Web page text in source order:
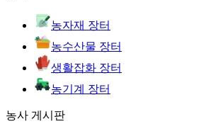
농자재 장터
농수산물 장터
생활잡화 장터
농기계 장터
농사 게시판